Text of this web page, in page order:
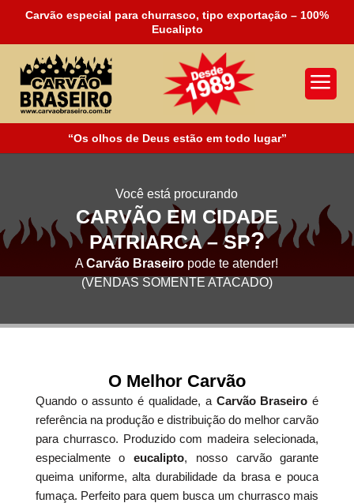
Carvão especial para churrasco, tipo exportação – 100%
Eucalipto
a
“Os olhos de Deus estão em todo lugar”
Você está procurando
CARVÃO EM CIDADE
PATRIARCA – SP?
ACarvão Braseiro pode te atender!
(VENDAS SOMENTE ATACADO)
O Melhor Carvão
Quando o assunto é qualidade, a Carvão Braseiro é
referência na produção e distribuição do melhor carvão
para churrasco. Produzido com madeira selecionada,
especialmente oeucalipto, nosso carvão garante
queima uniforme, alta durabilidade da brasa e pouca
fumaça. Perfeito para quem busca um churrasco mais